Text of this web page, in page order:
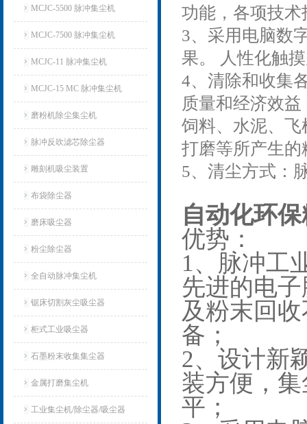
MCJC-5500 脉冲集尘机
MCJC-7500 脉冲集尘机
MCJC-11 脉冲集尘机
MCJC-15 MC 脉冲集尘机
磨粉机除尘集尘机
脉冲反吹滤芯除尘器
雕刻机吸尘装置
布袋除尘器
磨床吸尘器
粉尘除尘器
全自动脉冲集尘机
锯床切割灰尘吸尘器
柜式工业吸尘器
石墨粉末收集集尘器
金属打磨集尘机
工业集尘机/除尘器/吸尘器
功能，各项技
3、采用电脑数
果。 人性化触
4、清除和收集
质量和经济效
饲料、水泥、
打磨等所产生的
5、清尘方式：
自动化环
优势：
1、脉冲工
先进的电
及粉末回
备；
2、设计新
装方便，
平；